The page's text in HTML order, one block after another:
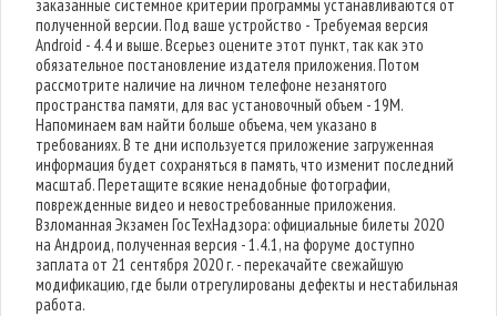
заказанные системное критерии программы устанавливаются от
полученной версии. Под ваше устройство - Требуемая версия
Android - 4.4 и выше. Всерьез оцените этот пункт, так как это
обязательное постановление издателя приложения. Потом
рассмотрите наличие на личном телефоне незанятого
пространства памяти, для вас установочный объем - 19M.
Напоминаем вам найти больше объема, чем указано в
требованиях. В те дни используется приложение загруженная
информация будет сохраняться в память, что изменит последний
масштаб. Перетащите всякие ненадобные фотографии,
поврежденные видео и невостребованные приложения.
Взломанная Экзамен ГосТехНадзора: официальные билеты 2020
на Андроид, полученная версия - 1.4.1, на форуме доступно
заплата от 21 сентября 2020 г. - перекачайте свежайшую
модификацию, где были отрегулированы дефекты и нестабильная
работа.